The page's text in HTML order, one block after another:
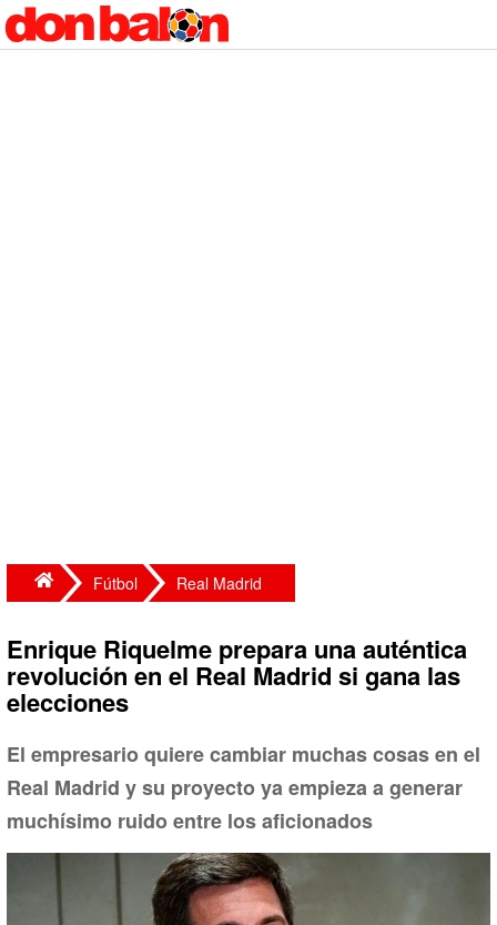
Fútbol Real Madrid
Enrique Riquelme prepara una auténtica
revolución en el Real Madrid si gana las
elecciones
El empresario quiere cambiar muchas cosas en el
Real Madrid y su proyecto ya empieza a generar
muchísimo ruido entre los aficionados